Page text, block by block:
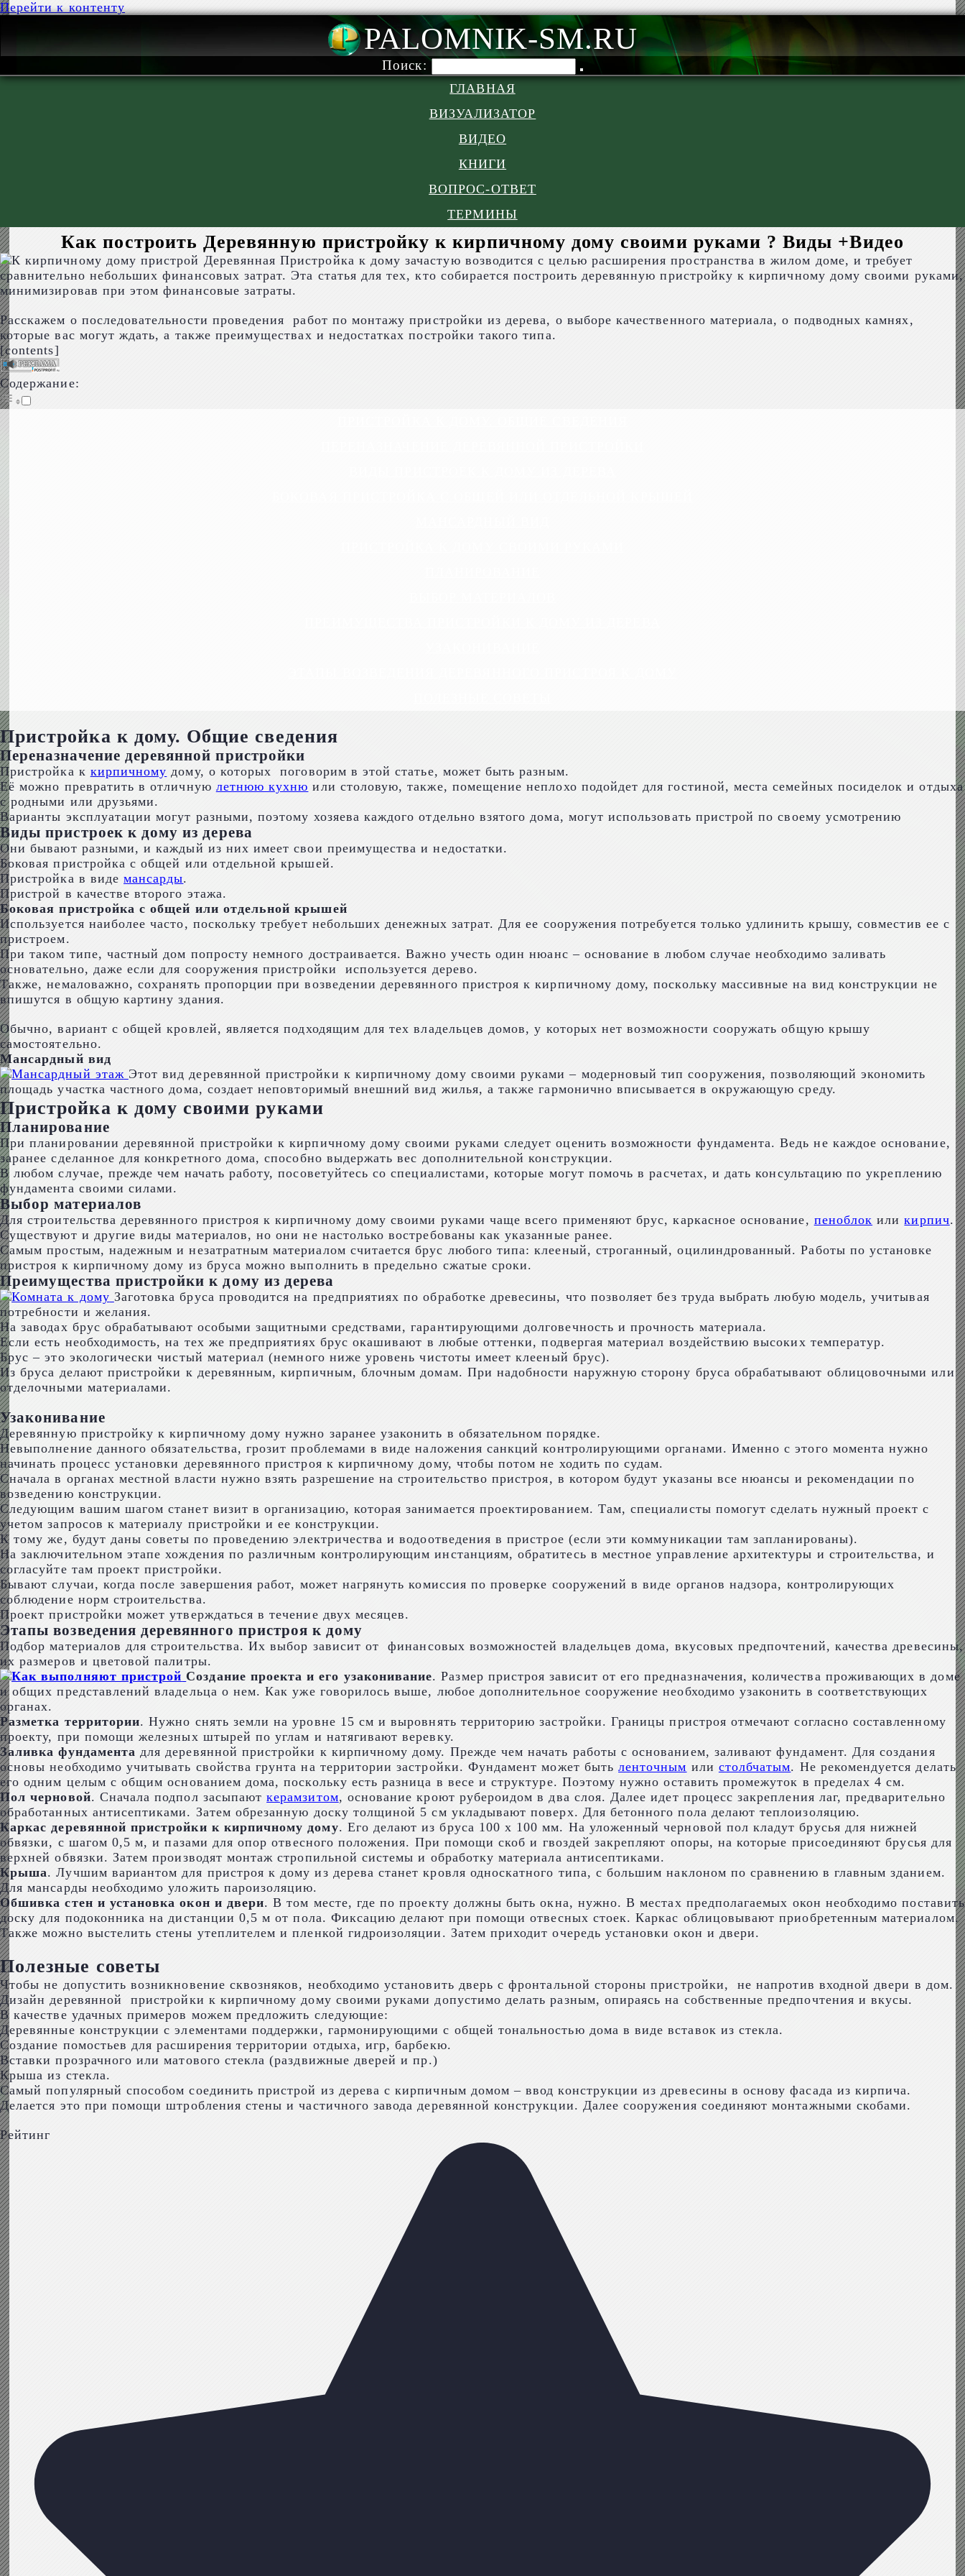
Перейти к контенту
PALOMNIK-SM.RU
Поиск:
ГЛАВНАЯ
ВИЗУАЛИЗАТОР
ВИДЕО
КНИГИ
ВОПРОС-ОТВЕТ
ТЕРМИНЫ
Как построить Деревянную пристройку к кирпичному дому своими руками ? Виды +Видео
Деревянная Пристройка к дому зачастую возводится с целью расширения пространства в жилом доме, и требует
сравнительно небольших финансовых затрат. Эта статья для тех, кто собирается построить деревянную пристройку к кирпичному дому своими руками,
минимизировав при этом финансовые затраты.
Расскажем о последовательности проведения работ по монтажу пристройки из дерева, о выборе качественного материала, о подводных камнях,
которые вас могут ждать, а также преимуществах и недостатках постройки такого типа.
[contents]
Содержание:
Пристройка к дому. Общие сведения
Переназначение деревянной пристройки
Пристройка к кирпичному дому, о которых поговорим в этой статье, может быть разным.
Её можно превратить в отличную летнюю кухню или столовую, также, помещение неплохо подойдет для гостиной, места семейных посиделок и отдыха
с родными или друзьями.
Варианты эксплуатации могут разными, поэтому хозяева каждого отдельно взятого дома, могут использовать пристрой по своему усмотрению
Виды пристроек к дому из дерева
Они бывают разными, и каждый из них имеет свои преимущества и недостатки.
Боковая пристройка с общей или отдельной крышей.
Пристройка в видемансарды.
Пристрой в качестве второго этажа.
Боковая пристройка с общей или отдельной крышей
Используется наиболее часто, поскольку требует небольших денежных затрат. Для ее сооружения потребуется только удлинить крышу, совместив ее с
пристроем.
При таком типе, частный дом попросту немного достраивается. Важно учесть один нюанс – основание в любом случае необходимо заливать
основательно, даже если для сооружения пристройки используется дерево.
Также, немаловажно, сохранять пропорции при возведении деревянного пристроя к кирпичному дому, поскольку массивные на вид конструкции не
впишутся в общую картину здания.
Обычно, вариант с общей кровлей, является подходящим для тех владельцев домов, у которых нет возможности сооружать общую крышу
самостоятельно.
Мансардный вид
Этот вид деревянной пристройки к кирпичному дому своими руками – модерновый тип сооружения, позволяющий экономить
площадь участка частного дома, создает неповторимый внешний вид жилья, а также гармонично вписывается в окружающую среду.
Пристройка к дому своими руками
Планирование
При планировании деревянной пристройки к кирпичному дому своими руками следует оценить возможности фундамента. Ведь не каждое основание,
заранее сделанное для конкретного дома, способно выдержать вес дополнительной конструкции.
В любом случае, прежде чем начать работу, посоветуйтесь со специалистами, которые могут помочь в расчетах, и дать консультацию по укреплению
фундамента своими силами.
Выбор материалов
Для строительства деревянного пристроя к кирпичному дому своими руками чаще всего применяют брус, каркасное основание, пеноблок иликирпич.
Существуют и другие виды материалов, но они не настолько востребованы как указанные ранее.
Самым простым, надежным и незатратным материалом считается брус любого типа: клееный, строганный, оцилиндрованный. Работы по установке
пристроя к кирпичному дому из бруса можно выполнить в предельно сжатые сроки.
Преимущества пристройки к дому из дерева
Заготовка бруса проводится на предприятиях по обработке древесины, что позволяет без труда выбрать любую модель, учитывая
потребности и желания.
На заводах брус обрабатывают особыми защитными средствами, гарантирующими долговечность и прочность материала.
Если есть необходимость, на тех же предприятиях брус окашивают в любые оттенки, подвергая материал воздействию высоких температур.
Брус – это экологически чистый материал (немного ниже уровень чистоты имеет клееный брус).
Из бруса делают пристройки к деревянным, кирпичным, блочным домам. При надобности наружную сторону бруса обрабатывают облицовочными или
отделочными материалами.
Узаконивание
Деревянную пристройку к кирпичному дому нужно заранее узаконить в обязательном порядке.
Невыполнение данного обязательства, грозит проблемами в виде наложения санкций контролирующими органами. Именно с этого момента нужно
начинать процесс установки деревянного пристроя к кирпичному дому, чтобы потом не ходить по судам.
Сначала в органах местной власти нужно взять разрешение на строительство пристроя, в котором будут указаны все нюансы и рекомендации по
возведению конструкции.
Следующим вашим шагом станет визит в организацию, которая занимается проектированием. Там, специалисты помогут сделать нужный проект с
учетом запросов к материалу пристройки и ее конструкции.
К тому же, будут даны советы по проведению электричества и водоотведения в пристрое (если эти коммуникации там запланированы).
На заключительном этапе хождения по различным контролирующим инстанциям, обратитесь в местное управление архитектуры и строительства, и
согласуйте там проект пристройки.
Бывают случаи, когда после завершения работ, может нагрянуть комиссия по проверке сооружений в виде органов надзора, контролирующих
соблюдение норм строительства.
Проект пристройки может утверждаться в течение двух месяцев.
Этапы возведения деревянного пристроя к дому
Подбор материалов для строительства. Их выбор зависит от финансовых возможностей владельцев дома, вкусовых предпочтений, качества древесины,
их размеров и цветовой палитры.
Создание проекта и его узаконивание. Размер пристроя зависит от его предназначения, количества проживающих в доме
и общих представлений владельца о нем. Как уже говорилось выше, любое дополнительное сооружение необходимо узаконить в соответствующих
органах.
Разметка территории. Нужно снять земли на уровне 15 см и выровнять территорию застройки. Границы пристроя отмечают согласно составленному
проекту, при помощи железных штырей по углам и натягивают веревку.
Заливка фундамента для деревянной пристройки к кирпичному дому. Прежде чем начать работы с основанием, заливают фундамент. Для создания
основы необходимо учитывать свойства грунта на территории застройки. Фундамент может бытьленточным или столбчатым. Не рекомендуется делать
его одним целым с общим основанием дома, поскольку есть разница в весе и структуре. Поэтому нужно оставить промежуток в пределах 4 см.
Пол черновой. Сначала подпол засыпаюткерамзитом, основание кроют рубероидом в два слоя. Далее идет процесс закрепления лаг, предварительно
обработанных антисептиками. Затем обрезанную доску толщиной 5 см укладывают поверх. Для бетонного пола делают теплоизоляцию.
Каркас деревянной пристройки к кирпичному дому. Его делают из бруса 100 х 100 мм. На уложенный черновой пол кладут брусья для нижней
обвязки, с шагом 0,5 м, и пазами для опор отвесного положения. При помощи скоб и гвоздей закрепляют опоры, на которые присоединяют брусья для
верхней обвязки. Затем производят монтаж стропильной системы и обработку материала антисептиками.
Крыша. Лучшим вариантом для пристроя к дому из дерева станет кровля односкатного типа, с большим наклоном по сравнению в главным зданием.
Для мансарды необходимо уложить пароизоляцию.
Обшивка стен и установка окон и двери. В том месте, где по проекту должны быть окна, нужно. В местах предполагаемых окон необходимо поставить
доску для подоконника на дистанции 0,5 м от пола. Фиксацию делают при помощи отвесных стоек. Каркас облицовывают приобретенным материалом.
Также можно выстелить стены утеплителем и пленкой гидроизоляции. Затем приходит очередь установки окон и двери.
Полезные советы
Чтобы не допустить возникновение сквозняков, необходимо установить дверь с фронтальной стороны пристройки, не напротив входной двери в дом.
Дизайн деревянной пристройки к кирпичному дому своими руками допустимо делать разным, опираясь на собственные предпочтения и вкусы.
В качестве удачных примеров можем предложить следующие:
Деревянные конструкции с элементами поддержки, гармонирующими с общей тональностью дома в виде вставок из стекла.
Создание помостьев для расширения территории отдыха, игр, барбекю.
Вставки прозрачного или матового стекла (раздвижные дверей и пр.)
Крыша из стекла.
Самый популярный способом соединить пристрой из дерева с кирпичным домом – ввод конструкции из древесины в основу фасада из кирпича.
Делается это при помощи штробления стены и частичного завода деревянной конструкции. Далее сооружения соединяют монтажными скобами.
Рейтинг